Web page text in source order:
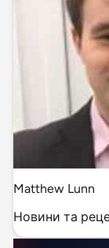
Matthew Lunn
Новини та